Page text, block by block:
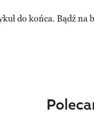
do końca. Bądź na